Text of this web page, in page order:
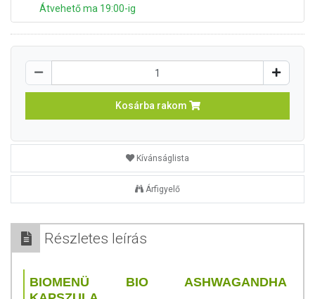
Átvehető ma 19:00-ig
Kosárba rakom
Kívánságlista
Árfigyelő
Részletes leírás
BIOMENÜ BIO ASHWAGANDHA